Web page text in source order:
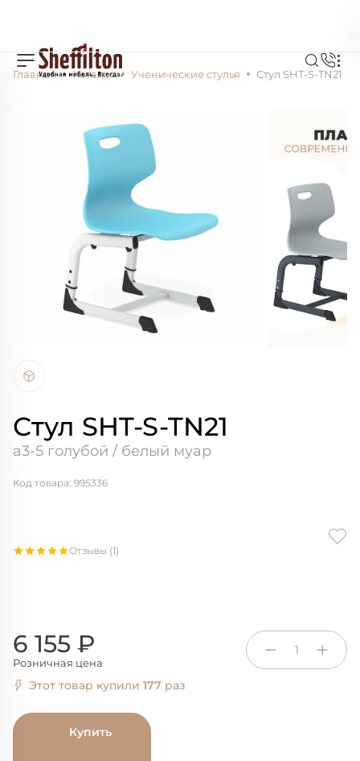
Главная Каталог Ученические стулья Стул SHT-S-TN21
Стул SHT-S-TN21
а3-5 голубой / белый муар
Отзывы (1)
Код товара: 995336
6 155 ₽
Розничная цена
1
Этот товар купили 177 раз
Купить